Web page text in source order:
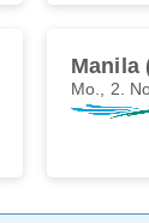
Manila
Mo., 2.